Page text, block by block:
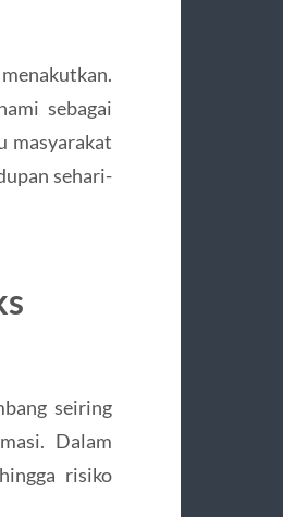
sebagai
masyarakat
sehari-
seiring
Dalam
risiko